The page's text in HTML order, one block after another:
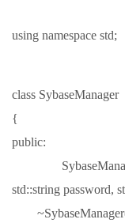
using namespace std;
class SybaseManager
{
public:
std::string password,